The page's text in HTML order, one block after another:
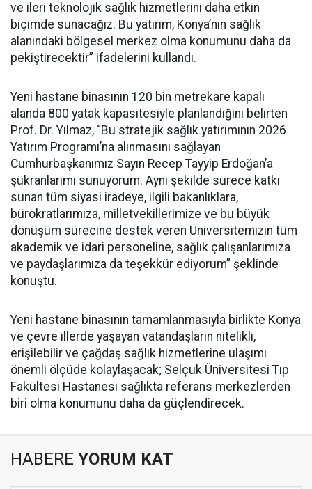
ve ileri teknolojik sağlık hizmetlerini daha etkin
biçimde sunacağız. Bu yatırım, Konya’nın sağlık
alanındaki bölgesel merkez olma konumunu daha da
pekiştirecektir” ifadelerini kullandı.
Yeni hastane binasının 120 bin metrekare kapalı
alanda 800 yatak kapasitesiyle planlandığını belirten
Prof. Dr. Yılmaz, “Bu stratejik sağlık yatırımının 2026
Yatırım Programı’na alınmasını sağlayan
Cumhurbaşkanımız Sayın Recep Tayyip Erdoğan’a
şükranlarımı sunuyorum. Aynı şekilde sürece katkı
sunan tüm siyasi iradeye, ilgili bakanlıklara,
bürokratlarımıza, milletvekillerimize ve bu büyük
dönüşüm sürecine destek veren Üniversitemizin tüm
akademik ve idari personeline, sağlık çalışanlarımıza
ve paydaşlarımıza da teşekkür ediyorum” şeklinde
konuştu.
Yeni hastane binasının tamamlanmasıyla birlikte Konya
ve çevre illerde yaşayan vatandaşların nitelikli,
erişilebilir ve çağdaş sağlık hizmetlerine ulaşımı
önemli ölçüde kolaylaşacak; Selçuk Üniversitesi Tıp
Fakültesi Hastanesi sağlıkta referans merkezlerden
biri olma konumunu daha da güçlendirecek.
HABERE YORUM KAT